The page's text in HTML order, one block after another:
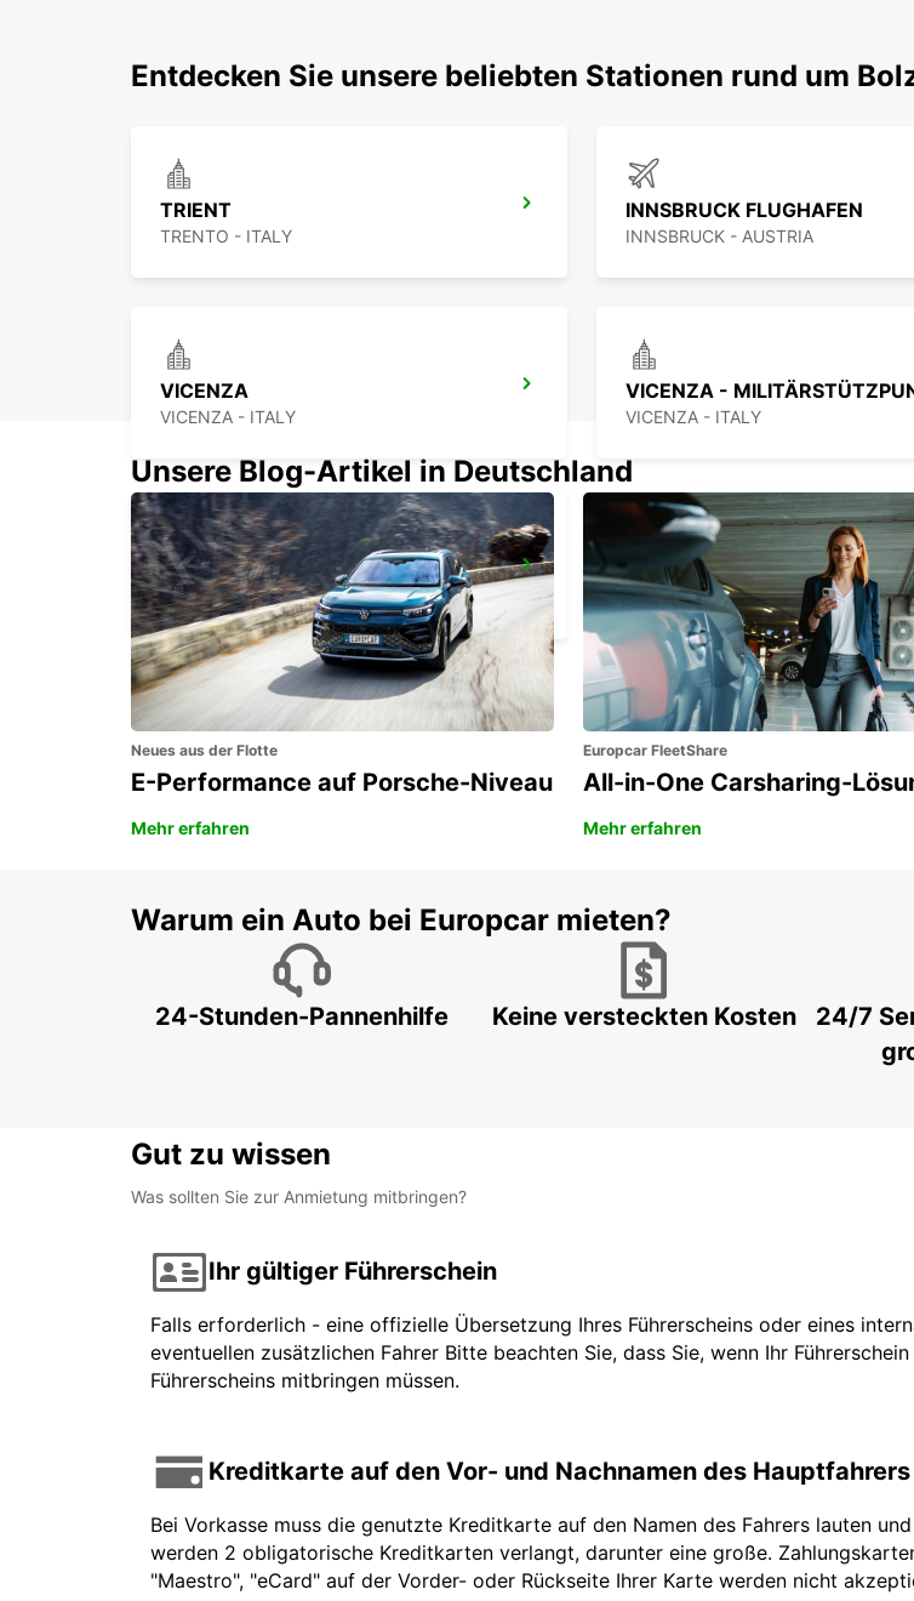
Entdecken Sie unsere beliebten Stationen rund um
TRIENT
TRENTO - ITALY
INNSBRUCK FLUGHAFEN
INNSBRUCK - AUSTRIA
VICENZA
VICENZA - ITALY
VICENZA -
VICENZA - ITALY
CAMPOSAMPIERO
CAMPOSAMPIERO - ITALY
FLUGHAFEN TREVISO
TREVISO - ITALY
Unsere Blog-Artikel in Deutschland
Neues aus der Flotte
E-Performance auf Porsche-Niveau
Mehr erfahren
Europcar FleetShare
All-in-One Carsharing-
Mehr erfahren
Warum ein Auto bei Europcar mieten?
24-Stunden-Pannenhilfe Keine versteckten Kosten
24/7
Gut zu wissen
Was sollten Sie zur Anmietung mitbringen?
Ihr gültiger Führerschein
Falls erforderlich - eine offizielle Übersetzung Ihres Führerscheins oder eines
eventuellen zusätzlichen Fahrer Bitte beachten Sie, dass Sie, wenn Ihr
Führerscheins mitbringen müssen.
Kreditkarte auf den Vor- und Nachnamen des Hauptfahrers
Bei Vorkasse muss die genutzte Kreditkarte auf den Namen des Fahrers lauten
werden 2 obligatorische Kreditkarten verlangt, darunter eine große.
"Maestro", "eCard" auf der Vorder- oder Rückseite Ihrer Karte werden nicht